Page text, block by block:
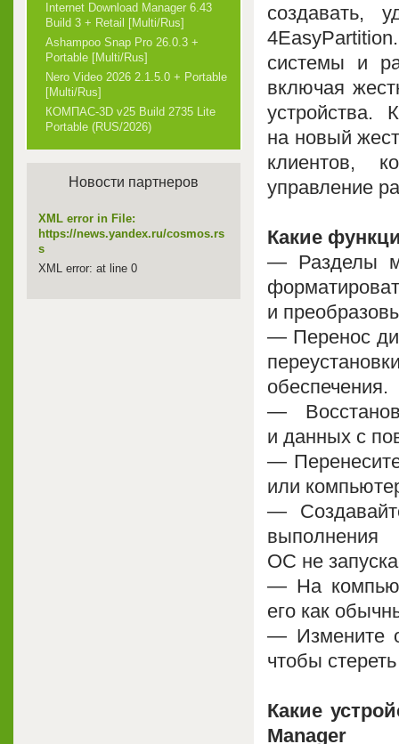
создавать,
системы и
включая
устройства.
на новый
клиентов,
управление
Какие
— Разделы
и
— Перенос
обеспечения.
—
и данных с
—
или
—
ОС не
— На
его как
— Измените
чтобы
Какие
Manager
Internet Download Manager 6.43
Build 3 + Retail [Multi/Rus]
Ashampoo Snap Pro 26.0.3 +
Portable [Multi/Rus]
Nero Video 2026 2.1.5.0 + Portable
[Multi/Rus]
КОМПАС-3D v25 Build 2735 Lite
Portable (RUS/2026)
Новости партнеров
XML error in File:
https://news.yandex.ru/cosmos.rs
s
XML error: at line 0